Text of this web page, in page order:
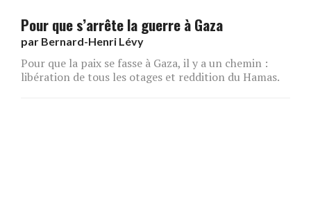
Pour que s’arrête la guerre à Gaza
par Bernard-Henri Lévy
Pour que la paix se fasse à Gaza, il y a un chemin :
libération de tous les otages et reddition du Hamas.